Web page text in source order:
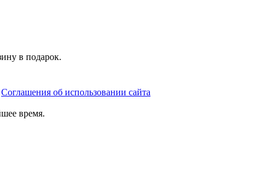
в подарок.
Соглашения об использовании сайта
время.